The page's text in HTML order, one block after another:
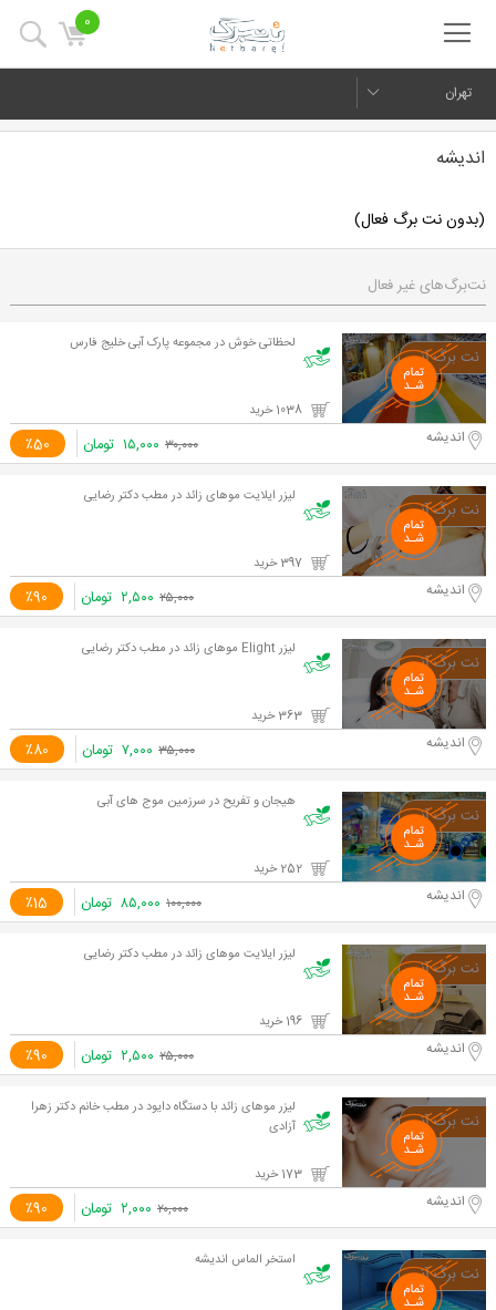
0
تهران
اندیشه
(بدون نت برگ فعال)
نت‌برگ‌های غیر فعال
لحظاتی خوش در مجموعه پارک آبی خلیج فارس
٪50 اندیشه ۳۰,۰۰۰ ۱۵,۰۰۰ تومان
لیزر ایلایت موهای زائد در مطب دکتر رضایی
٪90 اندیشه ۲۵,۰۰۰ ۲,۵۰۰ تومان
لیزر Elight موهای زائد در مطب دکتر رضایی
٪80 اندیشه ۳۵,۰۰۰ ۷,۰۰۰ تومان
هیجان و تفریح در سرزمین موج های آبی
٪15 اندیشه ۱۰۰,۰۰۰ ۸۵,۰۰۰ تومان
لیزر ایلایت موهای زائد در مطب دکتر رضایی
٪90 اندیشه ۲۵,۰۰۰ ۲,۵۰۰ تومان
لیزر موهای زائد با دستگاه دایود در مطب خانم دکتر زهرا
آزادی
٪90 اندیشه ۲۰,۰۰۰ ۲,۰۰۰ تومان
استخر الماس اندیشه